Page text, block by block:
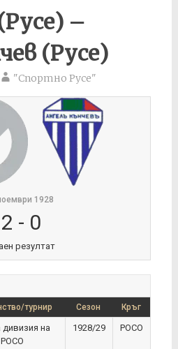
–
(Русе)
"Спортно Русе"
1928
2 - 0
резултат
турнир Сезон Кръг
на
РОСО
1928/29 РОСО